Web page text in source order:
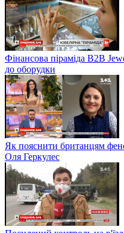
Фінансова піраміда B2B
до оборудки
Як пояснити британцям
Оля Геркулес